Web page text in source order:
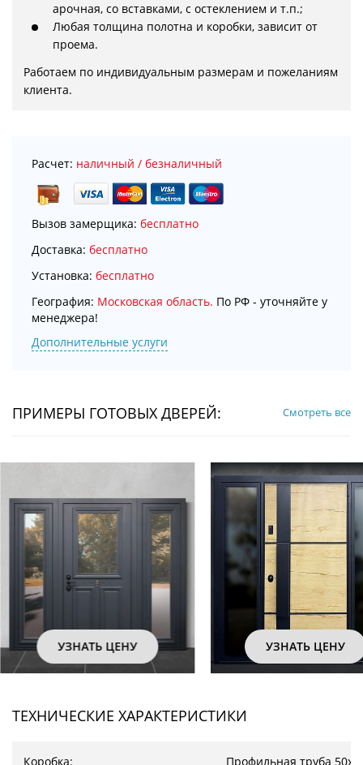
арочная, со вставками, с остеклением и т.п.;
Любая толщина полотна и коробки, зависит от
проема.
Работаем по индивидуальным размерам и пожеланиям
клиента.
Расчет: наличный / безналичный
Вызов замерщика: бесплатно
Доставка: бесплатно
Установка: бесплатно
География: Московская область. По РФ - уточняйте у
менеджера!
Дополнительные услуги
ПРИМЕРЫ ГОТОВЫХ ДВЕРЕЙ: Смотреть все
УЗНАТЬ ЦЕНУ УЗНАТЬ ЦЕНУ
ТЕХНИЧЕСКИЕ ХАРАКТЕРИСТИКИ
Коробка: Профильная труба